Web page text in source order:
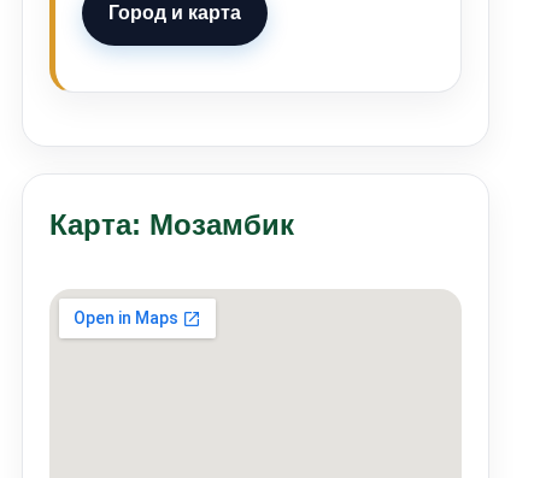
Город и карта
Карта: Мозамбик